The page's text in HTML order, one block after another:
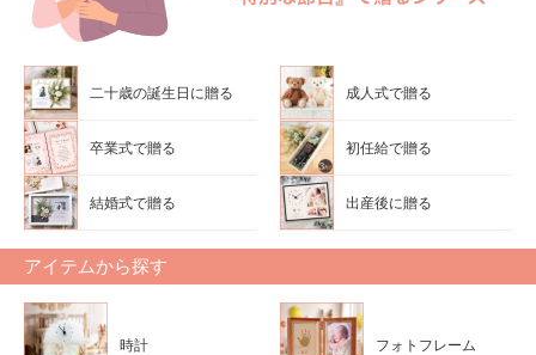
二十歳の誕生日に贈る 成人式で贈る
卒業式で贈る 初任給で贈る
結婚式で贈る 出産後に贈る
アイテムから探す
時計 フォトフレーム